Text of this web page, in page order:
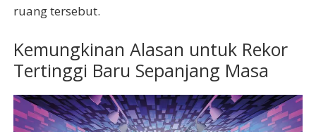
ruang tersebut.
Kemungkinan Alasan untuk Rekor
Tertinggi Baru Sepanjang Masa